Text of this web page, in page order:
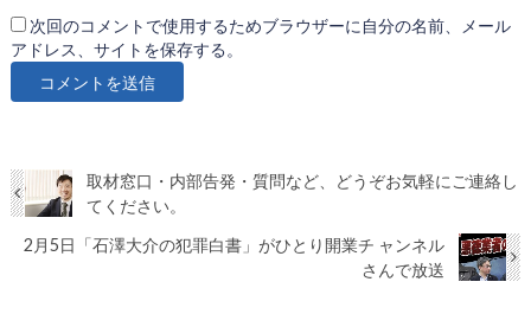
次回のコメントで使用するためブラウザーに自分の名前、メール
アドレス、サイトを保存する。
取材窓口・内部告発・質問など、どうぞお気軽にご連絡し
てください。
2月5日「石澤大介の犯罪白書」がひとり開業チ ャンネル
さんで放送